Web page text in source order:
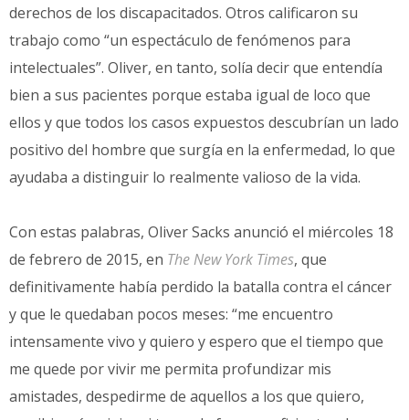
derechos de los discapacitados. Otros calificaron su
trabajo como “un espectáculo de fenómenos para
intelectuales”. Oliver, en tanto, solía decir que entendía
bien a sus pacientes porque estaba igual de loco que
ellos y que todos los casos expuestos descubrían un lado
positivo del hombre que surgía en la enfermedad, lo que
ayudaba a distinguir lo realmente valioso de la vida.
Con estas palabras, Oliver Sacks anunció el miércoles 18
de febrero de 2015, en The New York Times, que
definitivamente había perdido la batalla contra el cáncer
y que le quedaban pocos meses: “me encuentro
intensamente vivo y quiero y espero que el tiempo que
me quede por vivir me permita profundizar mis
amistades, despedirme de aquellos a los que quiero,